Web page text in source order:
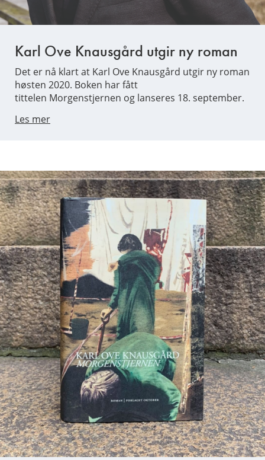
Karl Ove Knausgård utgir ny roman
Det er nå klart at Karl Ove Knausgård utgir ny roman
høsten 2020. Boken har fått
tittelen Morgenstjernen og lanseres 18. september.
Les mer